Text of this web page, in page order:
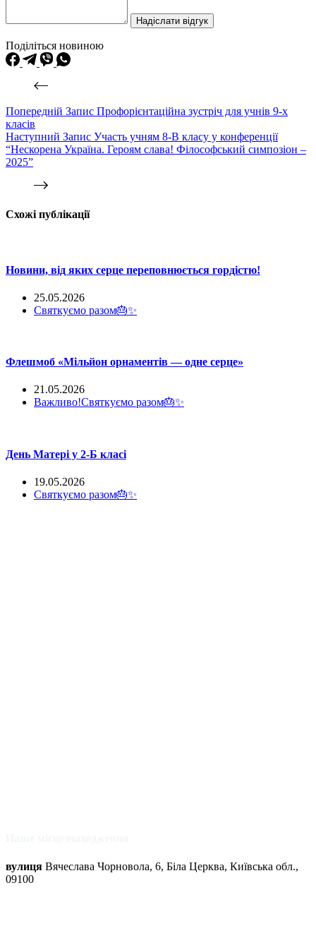
Надіслати відгук
Поділіться новиною
Попередній Запис Профорієнтаційна зустріч для учнів 9-х
класів
Наступний Запис Участь учням 8-В класу у конференції
“Нескорена Україна. Героям слава! Філософський симпозіон –
2025”
Схожі публікації
Новини, від яких серце переповнюється гордістю!
25.05.2026
Святкуємо разом🎂✨
Флешмоб «Мільйон орнаментів — одне серце»
21.05.2026
Важливо!Святкуємо разом🎂✨
День Матері у 2-Б класі
19.05.2026
Святкуємо разом🎂✨
вулиця Вячеслава Чорновола, 6, Біла Церква, Київська обл.,
09100